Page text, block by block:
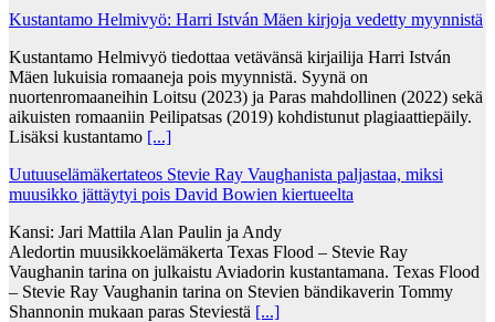
Kustantamo Helmivyö: Harri István Mäen kirjoja vedetty myynnistä
Kustantamo Helmivyö tiedottaa vetävänsä kirjailija Harri István
Mäen lukuisia romaaneja pois myynnistä. Syynä on
nuortenromaaneihin Loitsu (2023) ja Paras mahdollinen (2022) sekä
aikuisten romaaniin Peilipatsas (2019) kohdistunut plagiaattiepäily.
Lisäksi kustantamo [...]
Uutuuselämäkertateos Stevie Ray Vaughanista paljastaa, miksi
muusikko jättäytyi pois David Bowien kiertueelta
Kansi: Jari Mattila Alan Paulin ja Andy
Aledortin muusikkoelämäkerta Texas Flood – Stevie Ray
Vaughanin tarina on julkaistu Aviadorin kustantamana. Texas Flood
– Stevie Ray Vaughanin tarina on Stevien bändikaverin Tommy
Shannonin mukaan paras Steviestä [...]